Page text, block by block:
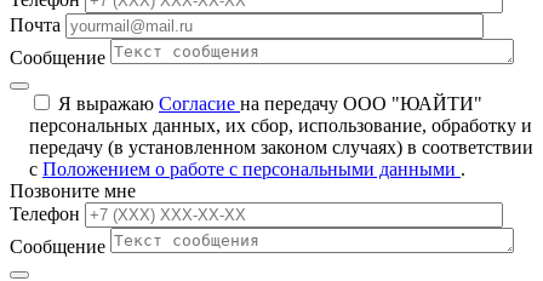
Почта
Сообщение
Я выражаю Согласие на передачу ООО "ЮАЙТИ"
персональных данных, их сбор, использование, обработку и
передачу (в установленном законом случаях) в соответствии
с Положением о работе с персональными данными .
Позвоните мне
Телефон
Сообщение